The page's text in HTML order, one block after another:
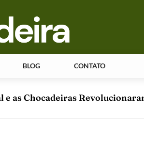
BLOG CONTATO
as Chocadeiras